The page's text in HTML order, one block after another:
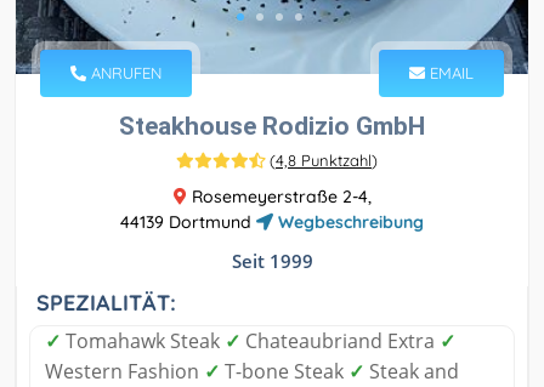
ANRUFEN EMAIL
Steakhouse Rodizio GmbH
(4,8 Punktzahl)
Rosemeyerstraße 2-4,
44139 Dortmund
Wegbeschreibung
Seit 1999
SPEZIALITÄT:
✓ Tomahawk Steak ✓ Chateaubriand Extra ✓
Western Fashion ✓ T-bone Steak ✓ Steak and